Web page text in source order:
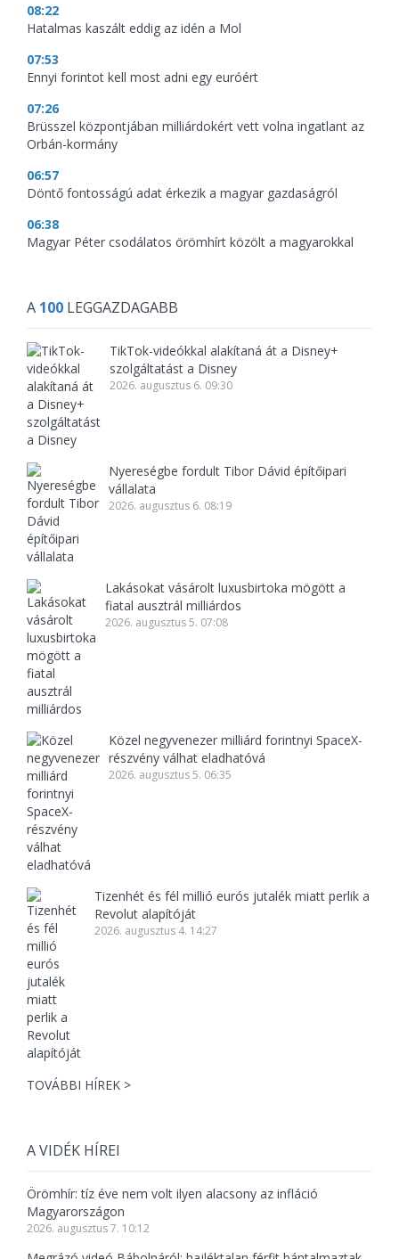
08:22
Hatalmas kaszált eddig az idén a Mol
07:53
Ennyi forintot kell most adni egy euróért
07:26
Brüsszel központjában milliárdokért vett volna ingatlant az
Orbán-kormány
06:57
Döntő fontosságú adat érkezik a magyar gazdaságról
06:38
Magyar Péter csodálatos örömhírt közölt a magyarokkal
A 100 LEGGAZDAGABB
TikTok-videókkal alakítaná át a Disney+
szolgáltatást a Disney
2026. augusztus 6. 09:30
Nyereségbe fordult Tibor Dávid építőipari
vállalata
2026. augusztus 6. 08:19
Lakásokat vásárolt luxusbirtoka mögött a
fiatal ausztrál milliárdos
2026. augusztus 5. 07:08
Közel negyvenezer milliárd forintnyi SpaceX-
részvény válhat eladhatóvá
2026. augusztus 5. 06:35
Tizenhét és fél millió eurós jutalék miatt perlik a
Revolut alapítóját
2026. augusztus 4. 14:27
TOVÁBBI HÍREK >
A VIDÉK HÍREI
Örömhír: tíz éve nem volt ilyen alacsony az infláció
Magyarországon
2026. augusztus 7. 10:12